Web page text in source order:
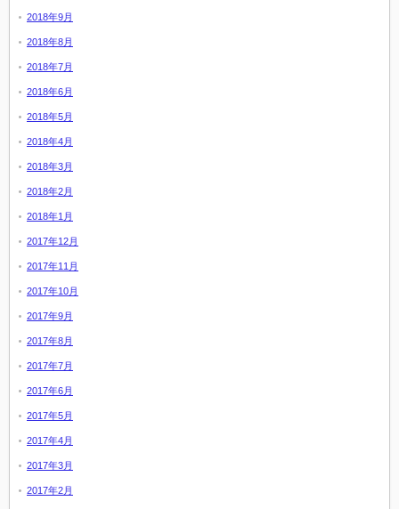
2018年9月
2018年8月
2018年7月
2018年6月
2018年5月
2018年4月
2018年3月
2018年2月
2018年1月
2017年12月
2017年11月
2017年10月
2017年9月
2017年8月
2017年7月
2017年6月
2017年5月
2017年4月
2017年3月
2017年2月